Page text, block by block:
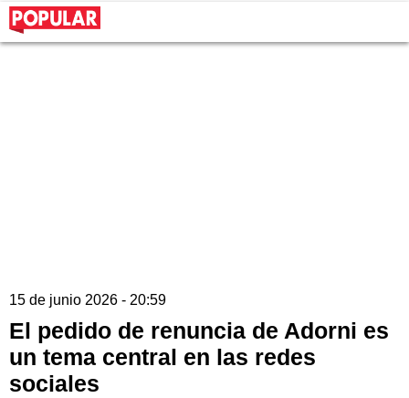
15 de junio 2026 - 20:59
El pedido de renuncia de Adorni es
un tema central en las redes
sociales